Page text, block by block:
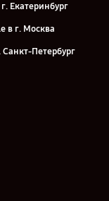
Екатеринбург
в г. Москва
Санкт-Петербург